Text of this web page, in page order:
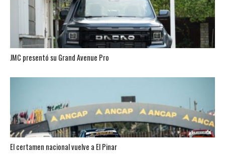
JMC presentó su Grand Avenue Pro
El certamen nacional vuelve a El Pinar